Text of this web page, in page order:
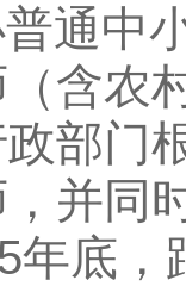
中小
含农
部门
并同
底，